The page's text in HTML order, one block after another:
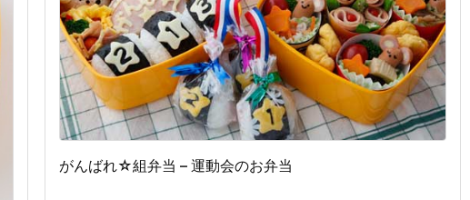
がんばれ☆組弁当 – 運動会のお弁当